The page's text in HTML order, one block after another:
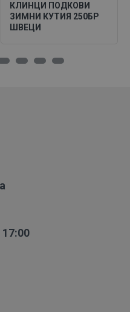
КЛИНЦИ ПОДКОВИ
ЗИМНИ КУТИЯ 250БР
ШВЕЦИ